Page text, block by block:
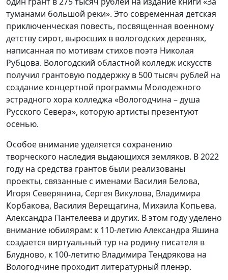
туманами большой реки». Это современная детская
приключенческая повесть, посвященная военному
детству сирот, выросших в вологодских деревнях,
написанная по мотивам стихов поэта Николая
Рубцова. Вологодский областной колледж искусств
получил грантовую поддержку в 500 тысяч рублей на
создание концертной программы Молодежного
эстрадного хора колледжа «Вологодчина – душа
Русского Севера», которую артисты презентуют
осенью.
Особое внимание уделяется сохранению
творческого наследия выдающихся земляков. В 2022
году на средства грантов были реализованы
проекты, связанные с именами Василия Белова,
Игоря Северянина, Сергея Викулова, Владимира
Корбакова, Василия Верещагина, Михаила Копьева,
Александра Пантелеева и других. В этом году уделено
внимание юбилярам: к 110-летию Александра Яшина
создается виртуальный тур на родину писателя в
Блудново, к 100-летитю Владимира Тендрякова на
Вологодчине проходит литературный пленэр.